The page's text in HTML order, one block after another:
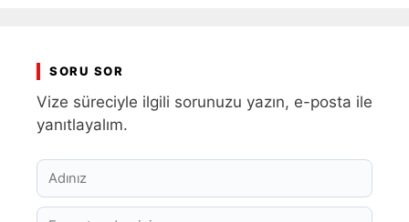
SORU SOR
Vize süreciyle ilgili sorunuzu yazın, e-posta ile
yanıtlayalım.